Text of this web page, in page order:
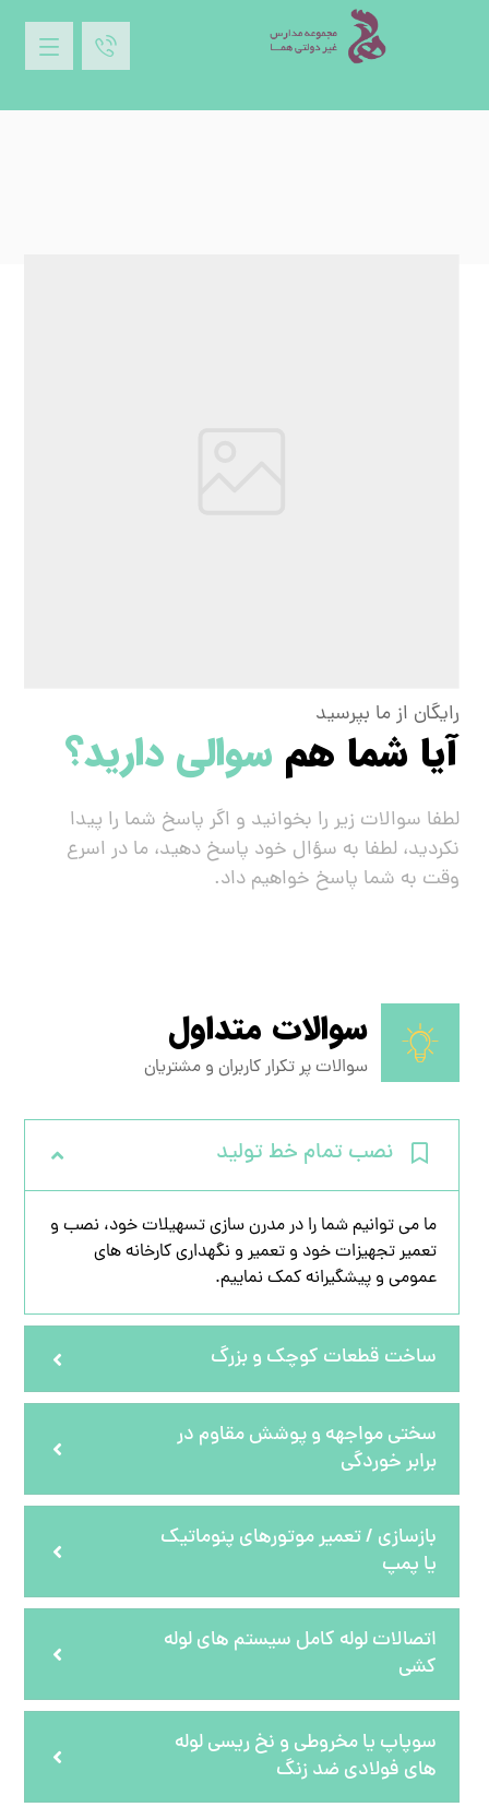
رایگان از ما بپرسید
آیا شما هم سوالی دارید؟
لطفا سوالات زیر را بخوانید و اگر پاسخ شما را پیدا
نکردید، لطفا به سؤال خود پاسخ دهید، ما در اسرع
وقت به شما پاسخ خواهیم داد.
سوالات متداول
سوالات پر تکرار کاربران و مشتریان
نصب تمام خط تولید
ما می توانیم شما را در مدرن سازی تسهیلات خود، نصب و
تعمیر تجهیزات خود و تعمیر و نگهداری کارخانه های
عمومی و پیشگیرانه کمک نماییم.
ساخت قطعات کوچک و بزرگ
سختی مواجهه و پوشش مقاوم در
برابر خوردگی
بازسازی / تعمیر موتورهای پنوماتیک
یا پمپ
اتصالات لوله کامل سیستم های لوله
کشی
سوپاپ یا مخروطی و نخ ریسی لوله
های فولادی ضد زنگ